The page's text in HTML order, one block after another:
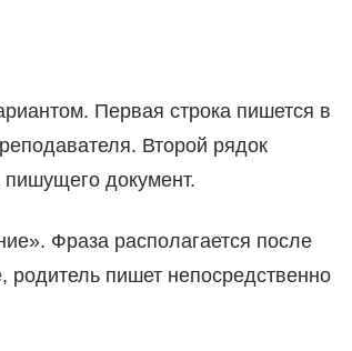
Первая строка пишется в
Второй рядок
документ.
Фраза располагается после
пишет непосредственно